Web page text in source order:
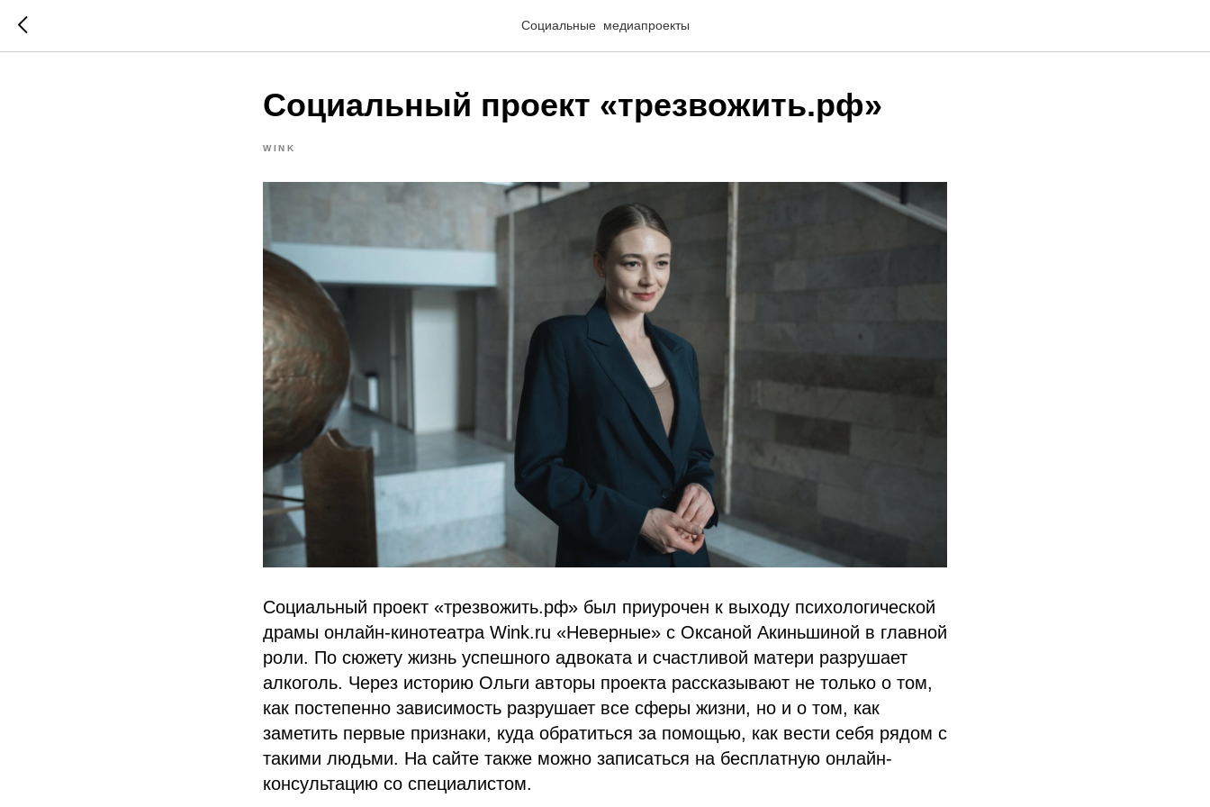
Социальные медиапроекты
Социальный проект «трезвожить.рф»
WINK
Социальный проект «трезвожить.рф» был приурочен к выходу психологической
драмы онлайн-кинотеатра Wink.ru «Неверные» с Оксаной Акиньшиной в главной
роли. По сюжету жизнь успешного адвоката и счастливой матери разрушает
алкоголь. Через историю Ольги авторы проекта рассказывают не только о том,
как постепенно зависимость разрушает все сферы жизни, но и о том, как
заметить первые признаки, куда обратиться за помощью, как вести себя рядом с
такими людьми. На сайте также можно записаться на бесплатную онлайн-
консультацию со специалистом.